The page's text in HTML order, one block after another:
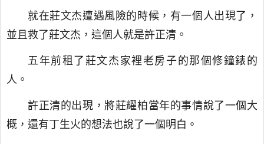
就在莊文杰遭遇風險的時候，有一個人出現了，
並且救了莊文杰，這個人就是許正清。
五年前租了莊文杰家裡老房子的那個修鐘錶的
人。
許正清的出現，將莊耀柏當年的事情說了一個大
概，還有丁生火的想法也說了一個明白。